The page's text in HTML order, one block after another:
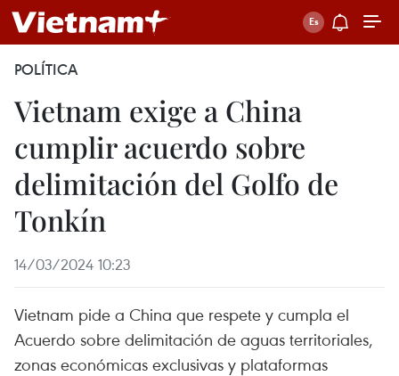
POLÍTICA
Vietnam exige a China
cumplir acuerdo sobre
delimitación del Golfo de
Tonkín
14/03/2024 10:23
Vietnam pide a China que respete y cumpla el
Acuerdo sobre delimitación de aguas territoriales,
zonas económicas exclusivas y plataformas